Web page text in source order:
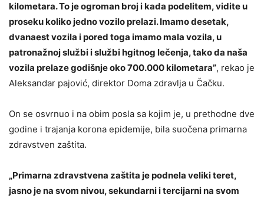
kilometara. To je ogroman broj i kada podelitem, vidite u
proseku koliko jedno vozilo prelazi. Imamo desetak,
dvanaest vozila i pored toga imamo mala vozila, u
patronažnoj službi i službi hgitnog lečenja, tako da naša
vozila prelaze godišnje oko 700.000 kilometara”, rekao je
Aleksandar pajović, direktor Doma zdravlja u Čačku.
On se osvrnuo i na obim posla sa kojim je, u prethodne dve
godine i trajanja korona epidemije, bila suočena primarna
zdravstven zaštita.
„Primarna zdravstvena zaštita je podnela veliki teret,
jasno je na svom nivou, sekundarni i tercijarni na svom